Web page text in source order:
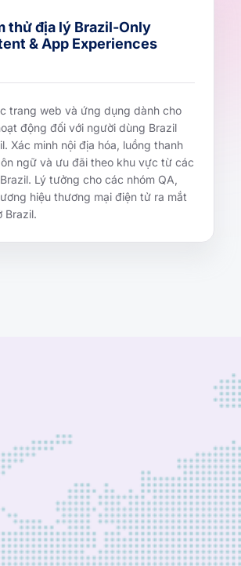
thử địa lý Brazil-Only
& App Experiences
trang web và ứng dụng dành cho
động đối với người dùng Brazil
Xác minh nội địa hóa, luồng thanh
ngữ và ưu đãi theo khu vực từ các
Lý tưởng cho các nhóm QA,
hiệu thương mại điện tử ra mắt
Brazil.